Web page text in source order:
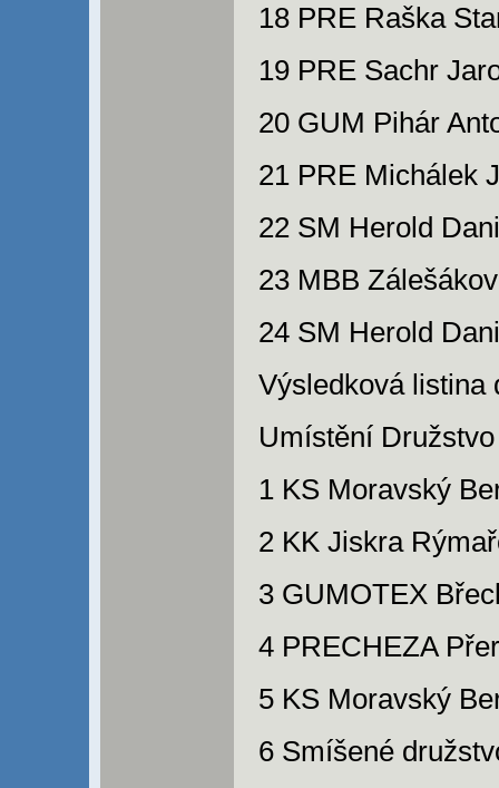
18 PRE Raška
19 PRE Sachr
20 GUM Pihár
21 PRE Michálek
22 SM Herold
23 MBB
24 SM Herold
Výsledková listina
Umístění
1 KS Moravský
2 KK Jiskra
3 GUMOTEX
4 PRECHEZA
5 KS Moravský
6 Smíšené